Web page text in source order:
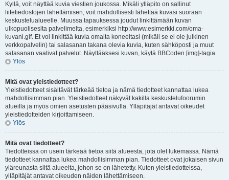
Kyllä, voit näyttää kuvia viestien joukossa. Mikäli ylläpito on sallinut
liitetiedostojen lähettämisen, voit mahdollisesti lähettää kuvasi suoraan
keskustelualueelle. Muussa tapauksessa joudut linkittämään kuvan
ulkopuoliseslta palvelimelta, esimerkiksi http://www.esimerkki.com/oma-
kuvani.gif. Et voi linkittää kuvia omalta koneeltasi (mikäli se ei ole julkinen
verkkopalvelin) tai salasanan takana olevia kuvia, kuten sähköposti ja muut
salasanan vaativat palvelut. Näyttääksesi kuvan, käytä BBCoden [img]-tagia.
Ylös
Mitä ovat yleistiedotteet?
Yleistiedotteet sisältävät tärkeää tietoa ja nämä tiedotteet kannattaa lukea
mahdollisimman pian. Yleistiedotteet näkyvät kakilla keskustelufoorumin
alueilla ja myös omien asetusten pääsivulla. Ylläpitäjät antavat oikeudet
yleistiedotteiden kirjoittamiseen.
Ylös
Mitä ovat tiedotteet?
Tiedotteissa on usein tärkeää tietoa siitä alueesta, jota olet lukemassa. Nämä
tiedotteet kannattaa lukea mahdollisimman pian. Tiedotteet ovat jokaisen sivun
yläreunasta siltä alueelta, johon se on lähetetty. Kuten yleistiedotteissa,
ylläpitäjät antavat oikeuden näiden lähettämiseen.